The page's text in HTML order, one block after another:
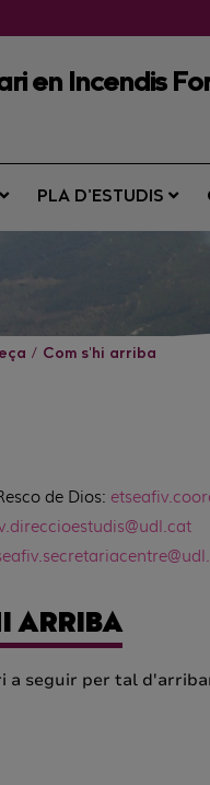
en Incendis
PLA D’ESTUDIS
/ Com s'hi arriba
de Dios:
fiv
ARRIBA
seguir per tal